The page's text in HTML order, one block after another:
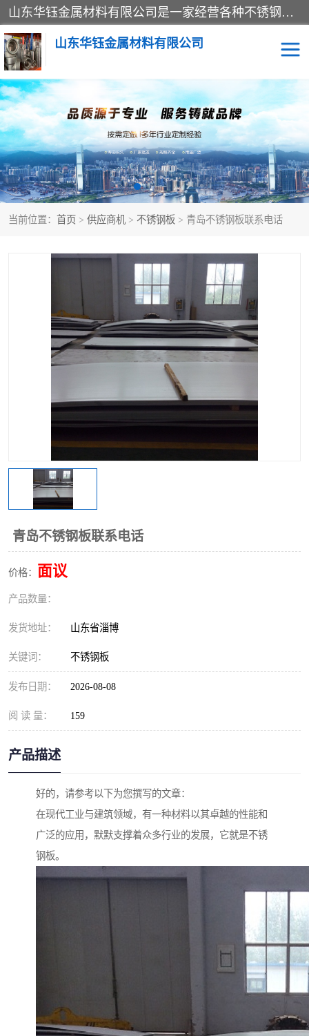
山东华钰金属材料有限公司是一家经营各种不锈钢管材、板材、圆钢、法兰、封头、型材等产品的公司；主营产品有：不锈钢管，激光切割，管件标准件，不锈钢圆钢，不锈钢人孔，不锈钢亮管，不锈钢角钢，不锈钢加工，不锈钢管子，不锈钢工业方管，不锈钢封头，不锈钢法兰，不锈钢阀门，不锈钢槽钢，不锈钢扁钢，不锈钢板等；可为客户制作各种规格的型材及不锈钢配件、非标准件及各种容器具等，能满足客户的不同采购要求。
山东华钰金属材料有限公司
当前位置： 首页 > 供应商机 > 不锈钢板 > 青岛不锈钢板联系电话
青岛不锈钢板联系电话
价格： 面议
产品数量：
发货地址： 山东省淄博
关键词： 不锈钢板
发布日期： 2026-08-08
阅 读 量： 159
产品描述
好的，请参考以下为您撰写的文章：
在现代工业与建筑领域，有一种材料以其卓越的性能和
广泛的应用，默默支撑着众多行业的发展，它就是不锈
钢板。
不锈钢管 激光切割
管件标准件 不锈钢圆钢
不锈钢人孔 不锈钢亮管
不锈钢角钢 不锈钢加工
不锈钢板 不锈钢工业方管
不锈钢法兰
不锈钢阀门 不锈钢槽钢
不锈钢扁钢